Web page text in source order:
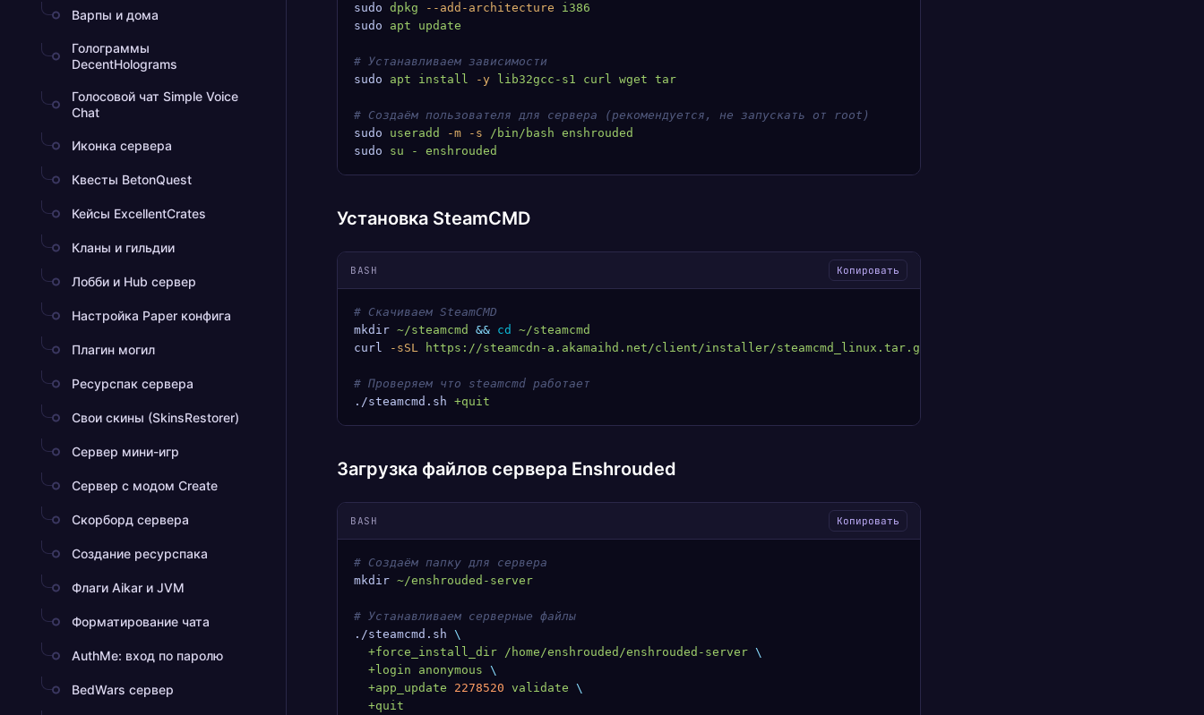
Варпы и дома
Голограммы
DecentHolograms
Голосовой чат Simple Voice
Chat
Иконка сервера
Квесты BetonQuest
Кейсы ExcellentCrates
Кланы и гильдии
Лобби и Hub сервер
Настройка Paper конфига
Плагин могил
Ресурспак сервера
Свои скины (SkinsRestorer)
Сервер мини-игр
Сервер с модом Create
Скорборд сервера
Создание ресурспака
Флаги Aikar и JVM
Форматирование чата
AuthMe: вход по паролю
BedWars сервер
sudo dpkg --add-architecture i386
sudo apt update
# Устанавливаем зависимости
sudo apt install -y lib32gcc-s1 curl wget tar
# Создаём пользователя для сервера (рекомендуется, не запускать от root)
sudo useradd -m -s /bin/bash enshrouded
sudo su - enshrouded
Установка SteamCMD
BASH Копировать
# Скачиваем SteamCMD
mkdir ~/steamcmd && cd
~/steamcmd
curl -sSL https://steamcdn-a.akamaihd.net/client/installer/steamcmd_linux.tar.gz
# Проверяем что steamcmd работает
./steamcmd.sh +quit
Загрузка файлов сервера Enshrouded
BASH Копировать
# Создаём папку для сервера
mkdir ~/enshrouded-server
# Устанавливаем серверные файлы
./steamcmd.sh \
  +force_install_dir
/home/enshrouded/enshrouded-server \
  +login
anonymous \
  +app_update
2278520 validate \
  +quit